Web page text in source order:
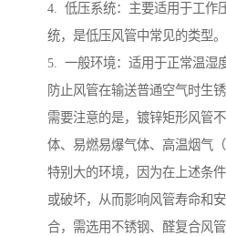
4. 低压系统：主要适用于工作
统，是低压风管中常见的类型。
5. 一般环境：适用于正常温湿
防止风管在输送普通空气时生锈
需要注意的是，镀锌矩形风管
体、易燃易爆气体、高温烟气
特别大的环境，因为在上述条
或破坏，从而影响风管寿命和
合，需选用不锈钢、醛复合风